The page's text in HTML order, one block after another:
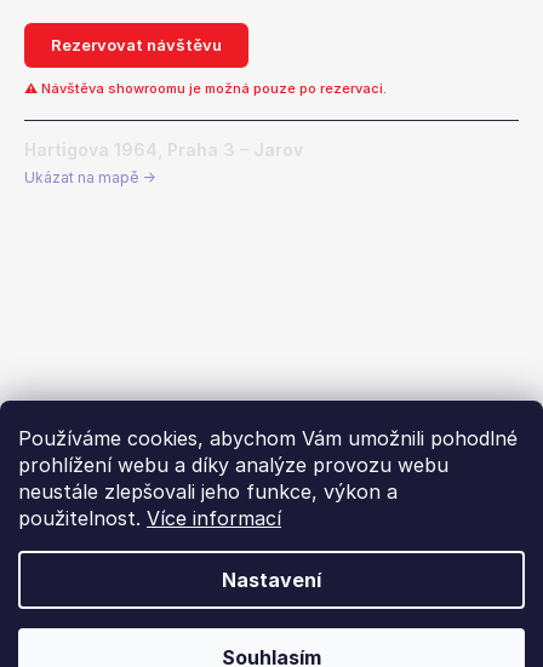
Používáme cookies, abychom Vám umožnili pohodlné
prohlížení webu a díky analýze provozu webu
neustále zlepšovali jeho funkce, výkon a
použitelnost. Více informací
Nastavení
Souhlasím
Rezervovat návštěvu
⚠ Návštěva showroomu je možná pouze po rezervaci.
Hartigova 1964, Praha 3 – Jarov
Ukázat na mapě →
Dachstar.cz. Všechna práva vyhrazena.